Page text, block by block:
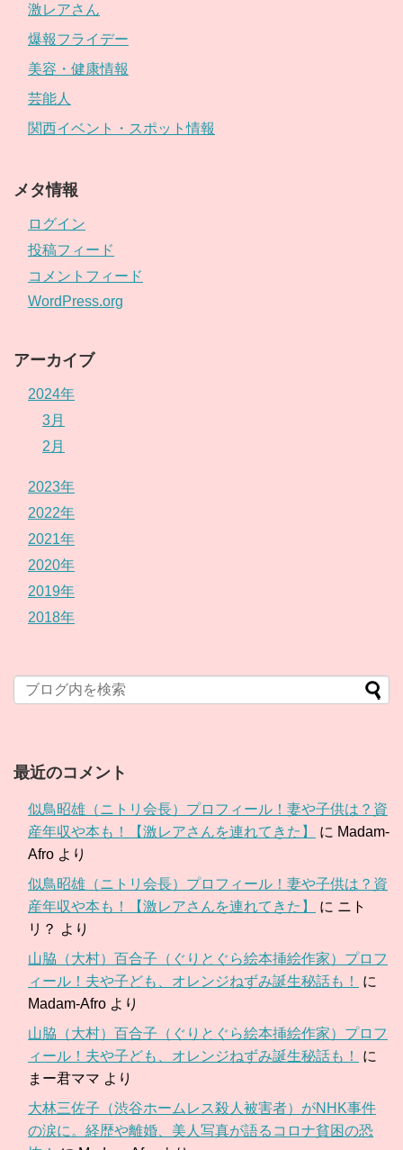
激レアさん
爆報フライデー
美容・健康情報
芸能人
関西イベント・スポット情報
メタ情報
ログイン
投稿フィード
コメントフィード
WordPress.org
アーカイブ
2024年
3月
2月
2023年
2022年
2021年
2020年
2019年
2018年
最近のコメント
似鳥昭雄（ニトリ会長）プロフィール！妻や子供は？資
産年収や本も！【激レアさんを連れてきた】
に Madam-
Afro より
似鳥昭雄（ニトリ会長）プロフィール！妻や子供は？資
産年収や本も！【激レアさんを連れてきた】
に ニト
リ？ より
山脇（大村）百合子（ぐりとぐら絵本挿絵作家）プロフ
ィール！夫や子ども、オレンジねずみ誕生秘話も！
に
Madam-Afro より
山脇（大村）百合子（ぐりとぐら絵本挿絵作家）プロフ
ィール！夫や子ども、オレンジねずみ誕生秘話も！
に
まー君ママ より
大林三佐子（渋谷ホームレス殺人被害者）がNHK事件
の涙に。経歴や離婚、美人写真が語るコロナ貧困の恐